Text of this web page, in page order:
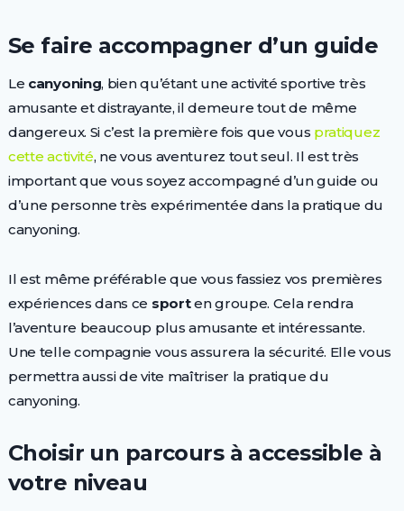
Se faire accompagner d’un guide
Le canyoning, bien qu’étant une activité sportive très
amusante et distrayante, il demeure tout de même
dangereux. Si c’est la première fois que vous pratiquez
cette activité, ne vous aventurez tout seul. Il est très
important que vous soyez accompagné d’un guide ou
d’une personne très expérimentée dans la pratique du
canyoning.
Il est même préférable que vous fassiez vos premières
expériences dans ce sporten groupe. Cela rendra
l’aventure beaucoup plus amusante et intéressante.
Une telle compagnie vous assurera la sécurité. Elle vous
permettra aussi de vite maîtriser la pratique du
canyoning.
Choisir un parcours à accessible à
votre niveau